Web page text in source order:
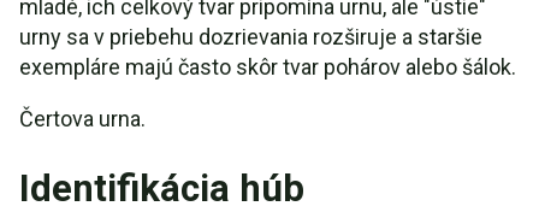
mladé, ich celkový tvar pripomína urnu, ale "ústie"
urny sa v priebehu dozrievania rozširuje a staršie
exempláre majú často skôr tvar pohárov alebo šálok.
Čertova urna.
Identifikácia húb